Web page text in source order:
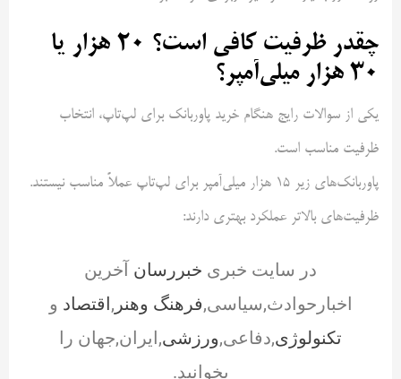
چقدر ظرفیت کافی است؟ ۲۰ هزار یا
۳۰ هزار میلی‌آمپر؟
یکی از سوالات رایج هنگام خرید پاوربانک برای لپ‌تاپ، انتخاب
ظرفیت مناسب است.
پاوربانک‌های زیر ۱۵ هزار میلی‌آمپر برای لپ‌تاپ عملاً مناسب نیستند.
ظرفیت‌های بالاتر عملکرد بهتری دارند:
در سایت خبری خبررسان آخرین
اخبارحوادث,سیاسی,فرهنگ وهنر ,اقتصاد و
تکنولوژی,دفاعی,ورزشی,ایران,جهان را
بخوانید.